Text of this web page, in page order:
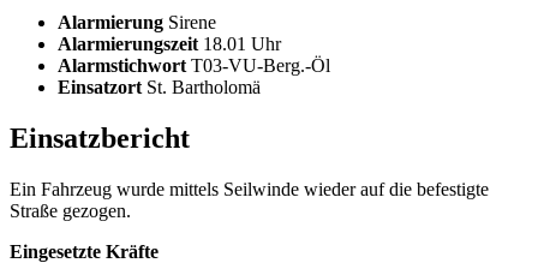
Alarmierung Sirene
Alarmierungszeit 18.01 Uhr
Alarmstichwort T03-VU-Berg.-Öl
Einsatzort St. Bartholomä
Einsatzbericht
Ein Fahrzeug wurde mittels Seilwinde wieder auf die befestigte
Straße gezogen.
Eingesetzte Kräfte